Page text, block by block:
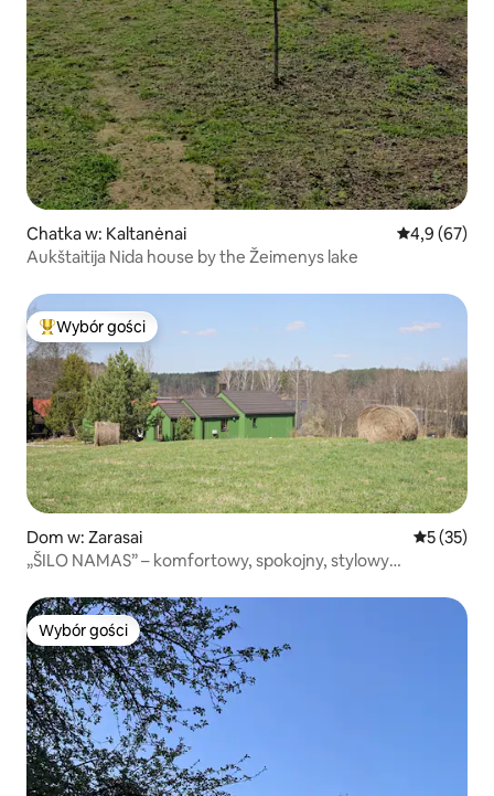
Chatka w: Kaltanėnai Średnia
4,9 (67)
Aukštaitija Nida house by the Žeimenys lake
Najpopularniejsze z kategorii Wybór gości
Wybór gości
Dom w: Zarasai Średnia
5 (35)
„ŠILO NAMAS” – komfortowy, spokojny, stylowy
Wybór gości
Wybór gości